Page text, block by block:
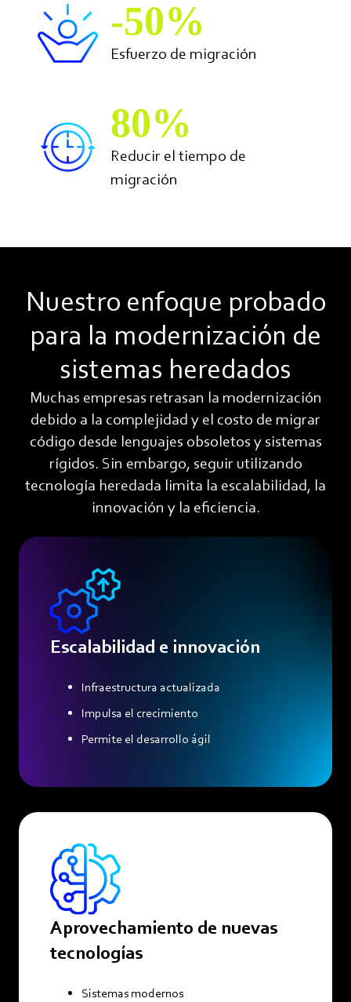
-50%
Esfuerzo de migración
80%
Reducir el tiempo de
migración
Nuestro enfoque probado
para la modernización de
sistemas heredados
Muchas empresas retrasan la modernización
debido a la complejidad y el costo de migrar
código desde lenguajes obsoletos y sistemas
rígidos. Sin embargo, seguir utilizando
tecnología heredada limita la escalabilidad, la
innovación y la eficiencia.
Escalabilidad e innovación
Infraestructura actualizada
Impulsa el crecimiento
Permite el desarrollo ágil
Aprovechamiento de nuevas
tecnologías
Sistemas modernos